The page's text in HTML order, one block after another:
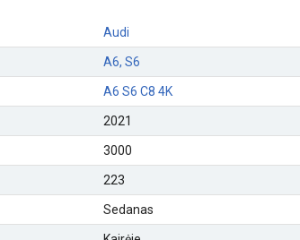
Audi
A6, S6
A6 S6 C8 4K
2021
3000
223
Sedanas